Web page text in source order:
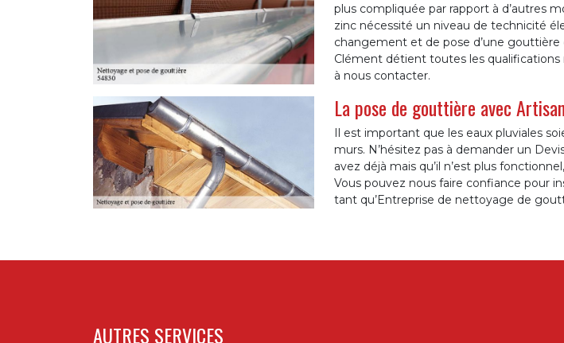
plus compliquée par rapport à d’autres
zinc nécessité un niveau de technicité
changement et de pose d’une
Clément détient toutes les qualifications
à nous contacter.
La pose de gouttière avec
Il est important que les eaux pluviales
murs. N’hésitez pas à demander un
avez déjà mais qu’il n’est plus
Vous pouvez nous faire confiance pour
tant qu’Entreprise de nettoyage de
AUTRES SERVICES